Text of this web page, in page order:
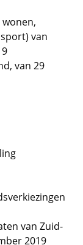
van
van 29
van Zuid-
2019